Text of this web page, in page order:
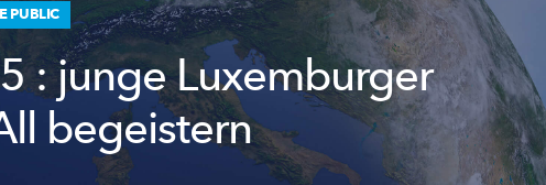
PUBLIC
: junge Luxemburger
begeistern